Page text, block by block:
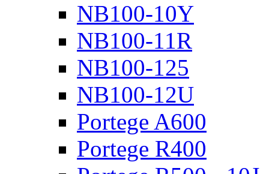
NB100-10Y
NB100-11R
NB100-125
NB100-12U
Portege A600
Portege R400